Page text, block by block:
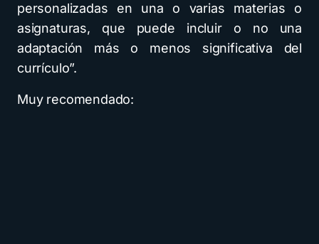
personalizadas en una o varias materias o
asignaturas, que puede incluir o no una
adaptación más o menos significativa del
currículo”.
Muy recomendado: